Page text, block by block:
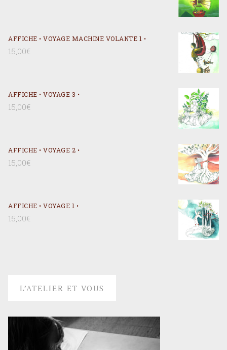
AFFICHE • VOYAGE MACHINE VOLANTE 1 •
15,00€
AFFICHE • VOYAGE 3 •
15,00€
AFFICHE • VOYAGE 2 •
15,00€
AFFICHE • VOYAGE 1 •
15,00€
L’ATELIER ET VOUS